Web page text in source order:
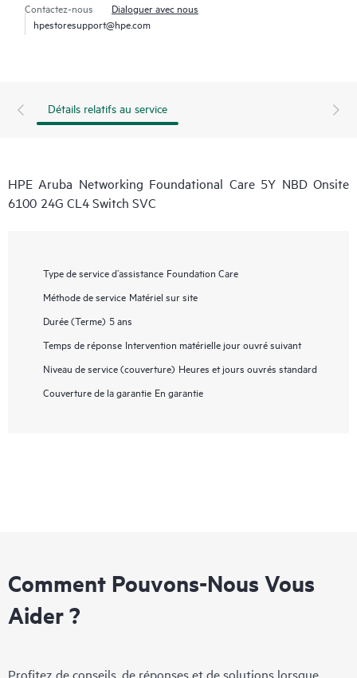
Contactez-nous
Dialoguer avec nous
hpestoresupport@hpe.com
Détails relatifs au service
HPE Aruba Networking Foundational Care 5Y NBD Onsite
6100 24G CL4 Switch SVC
Type de service d’assistance Foundation Care
Méthode de service Matériel sur site
Durée (Terme) 5 ans
Temps de réponse Intervention matérielle jour ouvré suivant
Niveau de service (couverture) Heures et jours ouvrés standard
Couverture de la garantie En garantie
Comment Pouvons-Nous Vous
Aider ?
Profitez de conseils, de réponses et de solutions lorsque